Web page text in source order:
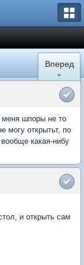
Вперед
»
меня шпоры не то
могу открытьт, по
какая-нибу
и открыть сам